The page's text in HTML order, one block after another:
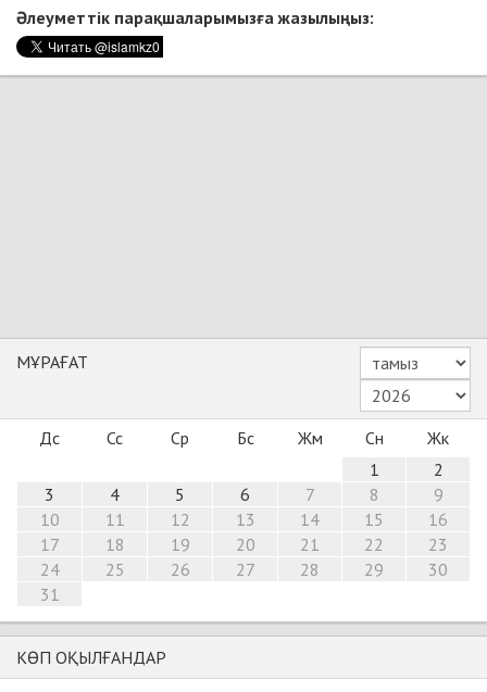
Әлеуметтік парақшаларымызға жазылыңыз:
МҰРАҒАТ
Дс Сс Ср Бс Жм Сн
Жк
1
2
3
4 5 6 7 8
9
10
11 12 13 14 15
16
17
18 19 20 21 22
23
24
25 26 27 28 29
30
31
КӨП ОҚЫЛҒАНДАР